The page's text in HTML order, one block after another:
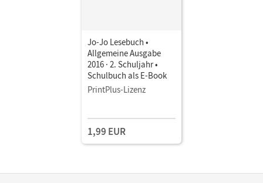
Jo-Jo Lesebuch •
Allgemeine Ausgabe
2016 · 2. Schuljahr •
Schulbuch als E-Book
PrintPlus-Lizenz
1,99 EUR